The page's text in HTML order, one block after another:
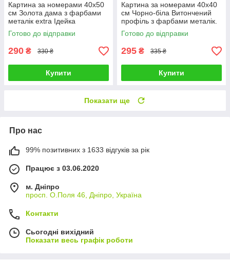
Картина за номерами 40х50
см Золота дама з фарбами
металік extra Ідейка
KHO8539
Готово до відправки
290 ₴ 330 ₴
Купити
Картина за номерами 40х40
см Чорно-біла Витончений
профіль з фарбами металiк.
Ідейка. КНО4813
Готово до відправки
295 ₴ 335 ₴
Купити
Показати ще
Про нас
99% позитивних з 1633 відгуків за рік
Працює з 03.06.2020
м. Дніпро
просп. О.Поля 46, Дніпро, Україна
Контакти
Сьогодні вихідний
Показати весь графік роботи